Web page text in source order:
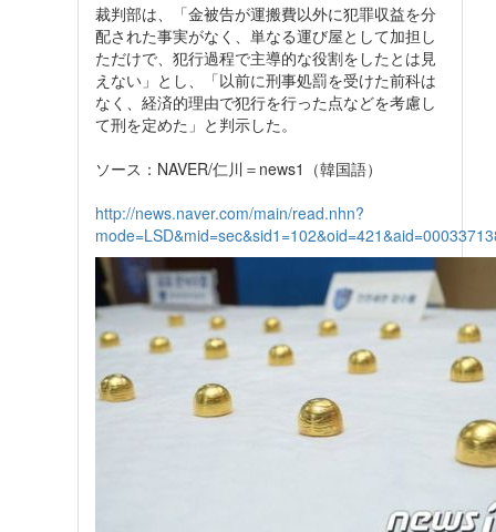
裁判部は、「金被告が運搬費以外に犯罪収益を分
配された事実がなく、単なる運び屋として加担し
ただけで、犯行過程で主導的な役割をしたとは見
えない」とし、「以前に刑事処罰を受けた前科は
なく、経済的理由で犯行を行った点などを考慮し
て刑を定めた」と判示した。
ソース：NAVER/仁川＝news1（韓国語）
http://news.naver.com/main/read.nhn?